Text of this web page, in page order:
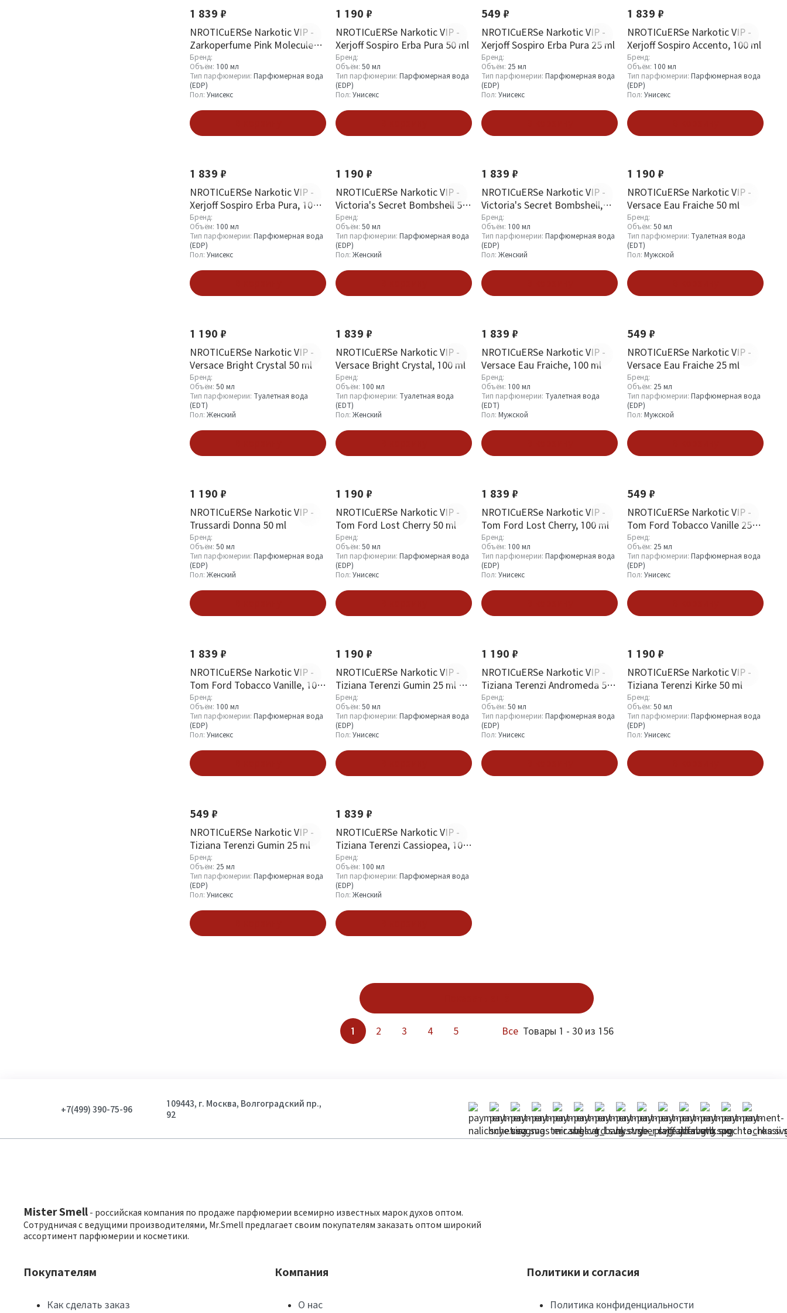
1 839 ₽
NROTICuERSe Narkotic VIP -
Zarkoperfume Pink Molecule
090.09, 100 ml
Бренд:
Объём: 100 мл
Тип парфюмерии: Парфюмерная вода
(EDP)
Пол: Унисекс
1 190 ₽
NROTICuERSe Narkotic VIP -
Xerjoff Sospiro Erba Pura 50 ml
Бренд:
Объём: 50 мл
Тип парфюмерии: Парфюмерная вода
(EDP)
Пол: Унисекс
549 ₽
NROTICuERSe Narkotic VIP -
Xerjoff Sospiro Erba Pura 25 ml
Бренд:
Объём: 25 мл
Тип парфюмерии: Парфюмерная вода
(EDP)
Пол: Унисекс
1 839 ₽
NROTICuERSe Narkotic VIP -
Xerjoff Sospiro Accento, 100 ml
Бренд:
Объём: 100 мл
Тип парфюмерии: Парфюмерная вода
(EDP)
Пол: Унисекс
1 839 ₽
NROTICuERSe Narkotic VIP -
Xerjoff Sospiro Erba Pura, 100
ml
Бренд:
Объём: 100 мл
Тип парфюмерии: Парфюмерная вода
(EDP)
Пол: Унисекс
1 190 ₽
NROTICuERSe Narkotic VIP -
Victoria's Secret Bombshell 50
ml
Бренд:
Объём: 50 мл
Тип парфюмерии: Парфюмерная вода
(EDP)
Пол: Женский
1 839 ₽
NROTICuERSe Narkotic VIP -
Victoria's Secret Bombshell,
100 ml
Бренд:
Объём: 100 мл
Тип парфюмерии: Парфюмерная вода
(EDP)
Пол: Женский
1 190 ₽
NROTICuERSe Narkotic VIP -
Versace Eau Fraiche 50 ml
Бренд:
Объём: 50 мл
Тип парфюмерии: Туалетная вода
(EDT)
Пол: Мужской
1 190 ₽
NROTICuERSe Narkotic VIP -
Versace Bright Crystal 50 ml
Бренд:
Объём: 50 мл
Тип парфюмерии: Туалетная вода
(EDT)
Пол: Женский
1 839 ₽
NROTICuERSe Narkotic VIP -
Versace Bright Crystal, 100 ml
Бренд:
Объём: 100 мл
Тип парфюмерии: Туалетная вода
(EDT)
Пол: Женский
1 839 ₽
NROTICuERSe Narkotic VIP -
Versace Eau Fraiche, 100 ml
Бренд:
Объём: 100 мл
Тип парфюмерии: Туалетная вода
(EDT)
Пол: Мужской
549 ₽
NROTICuERSe Narkotic VIP -
Versace Eau Fraiche 25 ml
Бренд:
Объём: 25 мл
Тип парфюмерии: Парфюмерная вода
(EDP)
Пол: Мужской
1 190 ₽
NROTICuERSe Narkotic VIP -
Trussardi Donna 50 ml
Бренд:
Объём: 50 мл
Тип парфюмерии: Парфюмерная вода
(EDP)
Пол: Женский
1 190 ₽
NROTICuERSe Narkotic VIP -
Tom Ford Lost Cherry 50 ml
Бренд:
Объём: 50 мл
Тип парфюмерии: Парфюмерная вода
(EDP)
Пол: Унисекс
1 839 ₽
NROTICuERSe Narkotic VIP -
Tom Ford Lost Cherry, 100 ml
Бренд:
Объём: 100 мл
Тип парфюмерии: Парфюмерная вода
(EDP)
Пол: Унисекс
549 ₽
NROTICuERSe Narkotic VIP -
Tom Ford Tobacco Vanille 25
ml
Бренд:
Объём: 25 мл
Тип парфюмерии: Парфюмерная вода
(EDP)
Пол: Унисекс
1 839 ₽
NROTICuERSe Narkotic VIP -
Tom Ford Tobacco Vanille, 100
ml
Бренд:
Объём: 100 мл
Тип парфюмерии: Парфюмерная вода
(EDP)
Пол: Унисекс
1 190 ₽
NROTICuERSe Narkotic VIP -
Tiziana Terenzi Gumin 25 ml 50
ml
Бренд:
Объём: 50 мл
Тип парфюмерии: Парфюмерная вода
(EDP)
Пол: Унисекс
1 190 ₽
NROTICuERSe Narkotic VIP -
Tiziana Terenzi Andromeda 50
ml
Бренд:
Объём: 50 мл
Тип парфюмерии: Парфюмерная вода
(EDP)
Пол: Унисекс
1 190 ₽
NROTICuERSe Narkotic VIP -
Tiziana Terenzi Kirke 50 ml
Бренд:
Объём: 50 мл
Тип парфюмерии: Парфюмерная вода
(EDP)
Пол: Унисекс
549 ₽
NROTICuERSe Narkotic VIP -
Tiziana Terenzi Gumin 25 ml
Бренд:
Объём: 25 мл
Тип парфюмерии: Парфюмерная вода
(EDP)
Пол: Унисекс
1 839 ₽
NROTICuERSe Narkotic VIP -
Tiziana Terenzi Cassiopea, 100
ml
Бренд:
Объём: 100 мл
Тип парфюмерии: Парфюмерная вода
(EDP)
Пол: Женский
1 2 3 4 5 Все Товары 1 - 30 из 156
+7(499) 390-75-96
109443, г. Москва, Волгоградский пр.,
92
Mister Smell - российская компания по продаже парфюмерии всемирно известных марок духов оптом.
Сотрудничая с ведущими производителями, Mr.Smell предлагает своим покупателям заказать оптом широкий
ассортимент парфюмерии и косметики.
Покупателям
Как сделать заказ
Компания
О нас
Политики и согласия
Политика конфиденциальности